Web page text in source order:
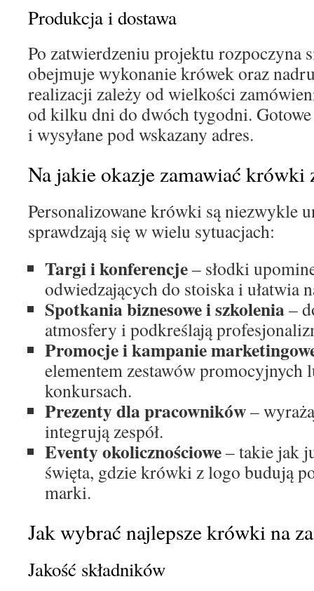
Produkcja i dostawa
Po zatwierdzeniu projektu rozpoczyna
obejmuje wykonanie krówek oraz
realizacji zależy od wielkości
od kilku dni do dwóch tygodni. Gotowe
i wysyłane pod wskazany adres.
Na jakie okazje zamawiać krówki
Personalizowane krówki są niezwykle
sprawdzają się w wielu sytuacjach:
Targi i konferencje– słodki
odwiedzających do stoiska i ułatwia
Spotkania biznesowe i szkolenia–
atmosfery i podkreślają
Promocje i kampanie
elementem zestawów promocyjnych
konkursach.
Prezenty dla pracowników–
integrują zespół.
Eventy okolicznościowe– takie jak
święta, gdzie krówki z logo budują
marki.
Jak wybrać najlepsze krówki na
Jakość składników